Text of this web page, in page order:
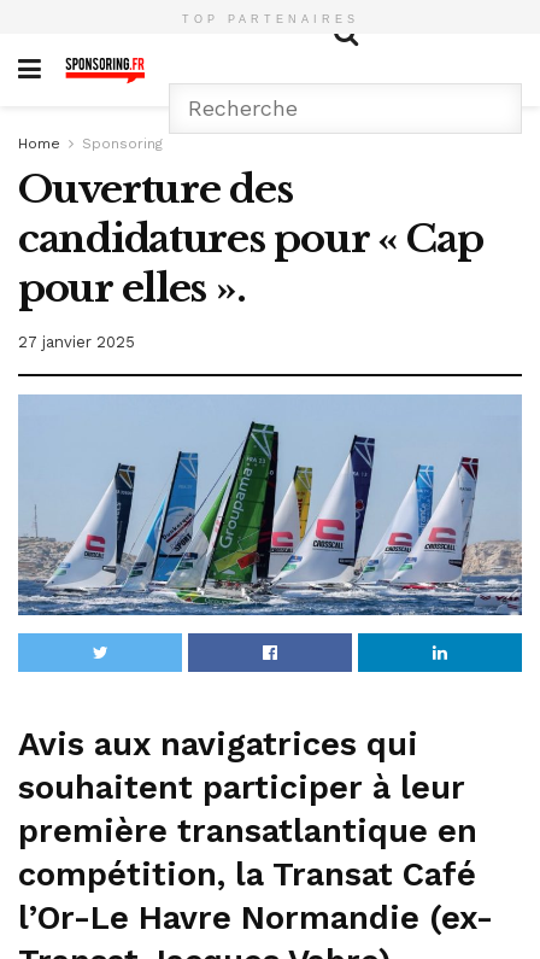
TOP PARTENAIRES
Home Sponsoring
Ouverture des
candidatures pour « Cap
pour elles ».
27 janvier 2025
Avis aux navigatrices qui
souhaitent participer à leur
première transatlantique en
compétition, la Transat Café
l’Or-Le Havre Normandie (ex-